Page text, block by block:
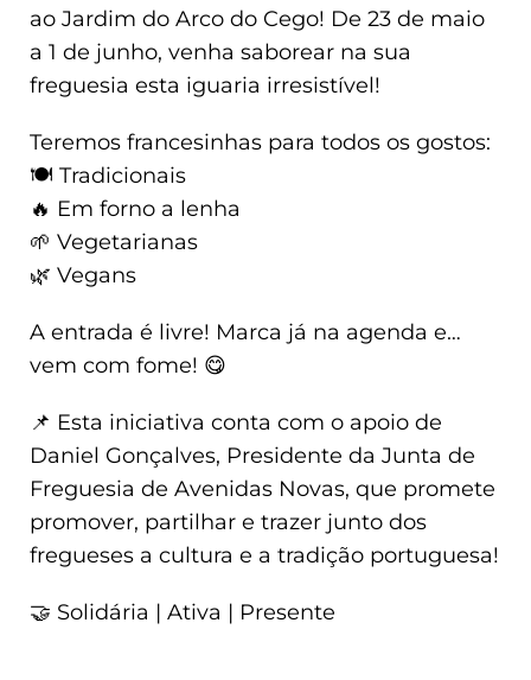
ao Jardim do Arco do Cego! De 23 de maio
a 1 de junho, venha saborear na sua
freguesia esta iguaria irresistível!
Teremos francesinhas para todos os gostos:
🍽️ Tradicionais
🔥 Em forno a lenha
🌱 Vegetarianas
🌿 Vegans
A entrada é livre! Marca já na agenda e…
vem com fome! 😋
📌 Esta iniciativa conta com o apoio de
Daniel Gonçalves, Presidente da Junta de
Freguesia de Avenidas Novas, que promete
promover, partilhar e trazer junto dos
fregueses a cultura e a tradição portuguesa!
🤝 Solidária | Ativa | Presente